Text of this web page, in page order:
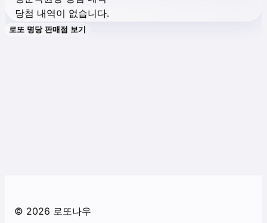
당첨 내역이 없습니다.
로또 명당 판매점 보기
© 2026 로또나우